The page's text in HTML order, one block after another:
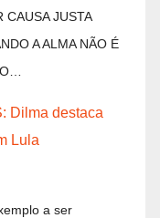
CAUSA JUSTA
A ALMA NÃO É
Dilma destaca
Lula
a ser